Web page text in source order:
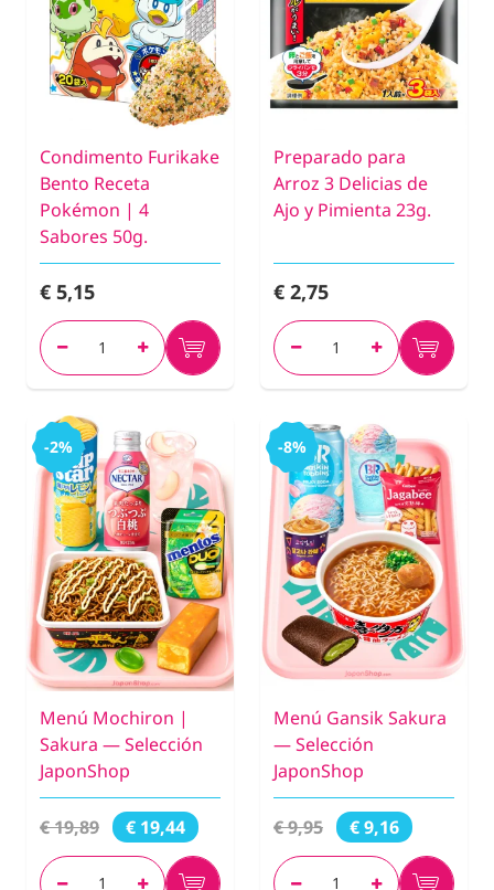
Condimento Furikake
Bento Receta
Pokémon | 4
Sabores 50g.
€ 5,15
Preparado para
Arroz 3 Delicias de
Ajo y Pimienta 23g.
€ 2,75
-2%
Menú Mochiron |
Sakura — Selección
JaponShop
€ 19,89 € 19,44
-8%
Menú Gansik Sakura
— Selección
JaponShop
€ 9,95 € 9,16